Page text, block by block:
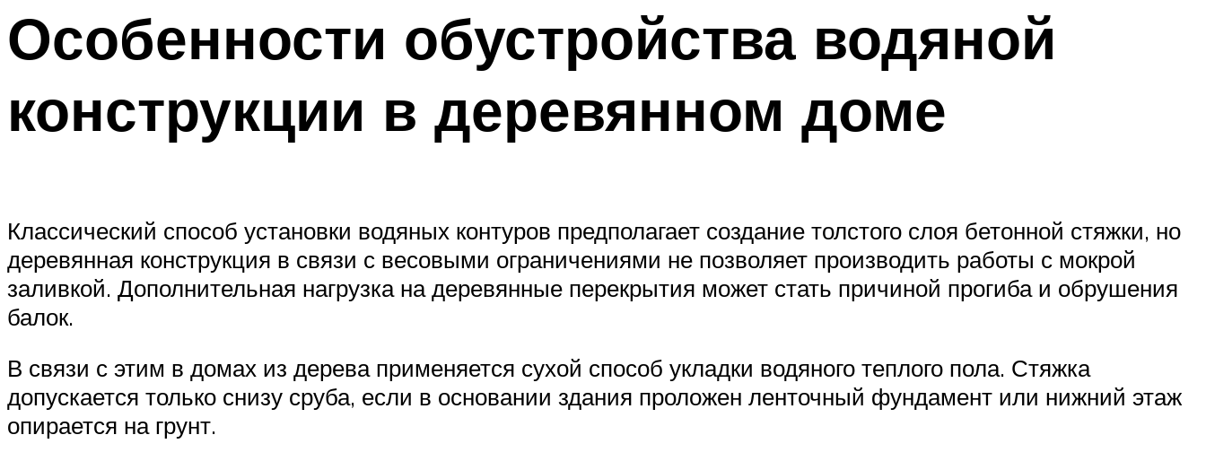
Особенности обустройства водяной
конструкции в деревянном доме
Классический способ установки водяных контуров предполагает создание толстого слоя бетонной стяжки, но
деревянная конструкция в связи с весовыми ограничениями не позволяет производить работы с мокрой
заливкой. Дополнительная нагрузка на деревянные перекрытия может стать причиной прогиба и обрушения
балок.
В связи с этим в домах из дерева применяется сухой способ укладки водяного теплого пола. Стяжка
допускается только снизу сруба, если в основании здания проложен ленточный фундамент или нижний этаж
опирается на грунт.